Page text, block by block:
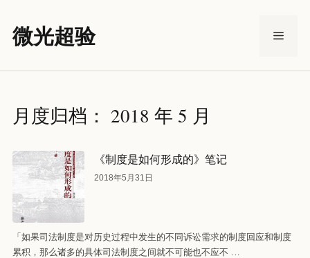
微光超验 菜
月度归档： 2018 年 5 月
《制度是如何形成的》笔记
2018年5月31日
「如果司法制度是对历史过程中发生的不同诉讼需求的制度回应和制度
累积，那么诸多的具体司法制度之间就不可能也不应不 …